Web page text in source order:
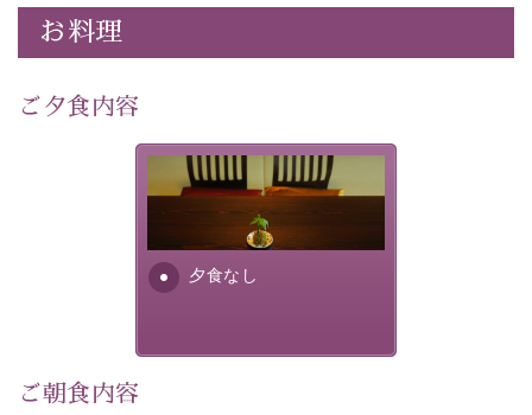
上諏訪温泉しんゆでは、30日前までのご予約で、5%割
意しております。
諏訪湖の穏やかな景色、心身を解きほぐす温泉、そして
温かいおもてなし。ご滞在を楽しみに待つ日々が旅をよ
り特別なものにしてくれます。
早めのご予約で、お得に癒しのひとときをお過ごしくだ
滞在いただけるよう
お料理
ご夕食内容
夕食なし
夕食なしご夕食を追加される
場合は、二食付きのプランを
お選びくださいませ。
ご朝食内容